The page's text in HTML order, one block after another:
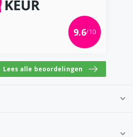
9.6/10
Lees alle beoordelingen